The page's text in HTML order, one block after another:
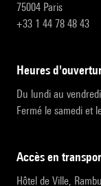
75004 Paris
+33 1 44 78 48 43
heures
Du lundi au
Fermé le samedi et
accès en
Hôtel de Ville,